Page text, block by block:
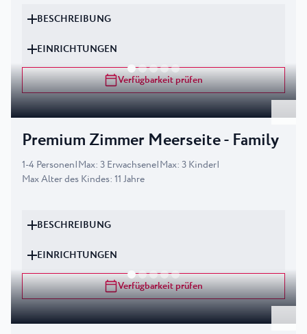
BESCHREIBUNG
EINRICHTUNGEN
Verfügbarkeit prüfen
Premium Zimmer Meerseite - Family
1-4 Personen|Max: 3 Erwachsene|Max: 3 Kinder|
Max Alter des Kindes: 11 Jahre
BESCHREIBUNG
EINRICHTUNGEN
Verfügbarkeit prüfen